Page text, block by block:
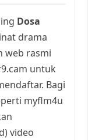
Dosa
drama
web rasmi
untuk
Bagi
myflm4u
video